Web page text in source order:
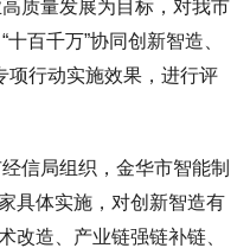
质量发展为目标，对我市
百千万”协同创新智造、
项行动实施效果，进行评
信局组织，金华市智能制
具体实施，对创新智造有
改造、产业链强链补链、